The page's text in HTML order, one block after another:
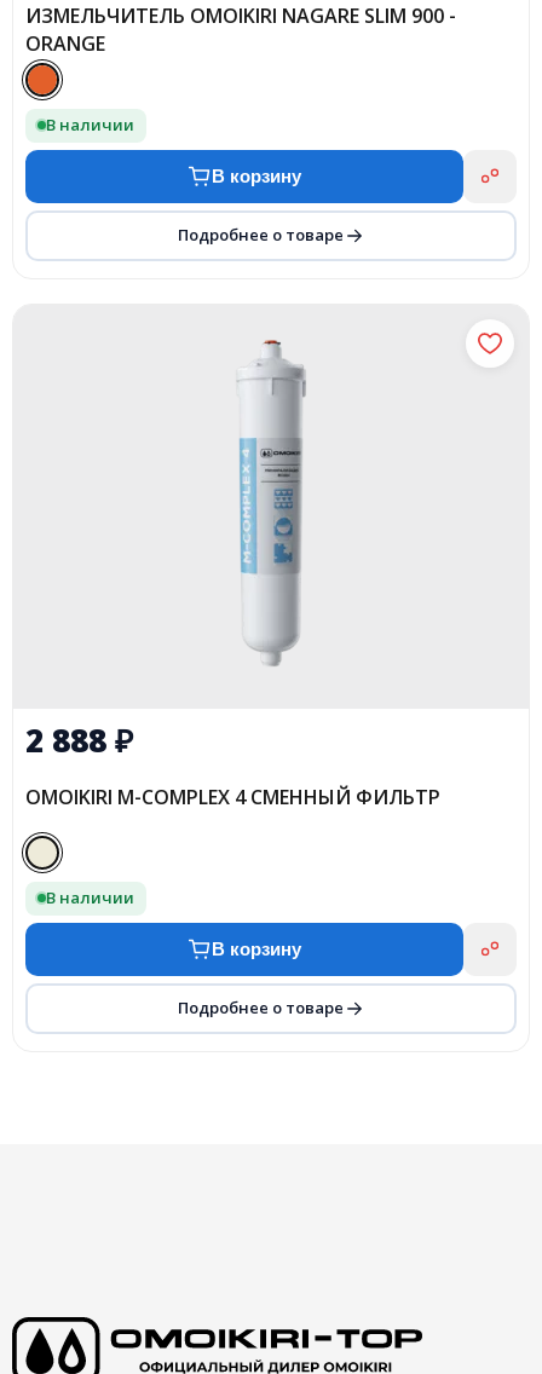
ИЗМЕЛЬЧИТЕЛЬ OMOIKIRI NAGARE SLIM 900 -
ORANGE
В наличии
В корзину
Подробнее о товаре
2 888₽
OMOIKIRI M-COMPLEX 4 СМЕННЫЙ ФИЛЬТР
В наличии
В корзину
Подробнее о товаре